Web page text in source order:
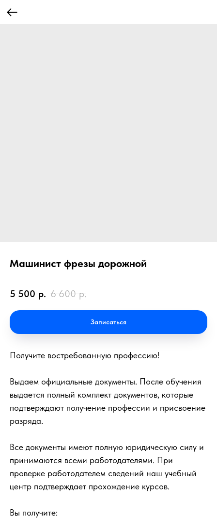
Машинист фрезы дорожной
5 500 р. 6 600 р.
Записаться
Получите востребованную профессию!
Выдаем официальные документы. После обучения
выдается полный комплект документов, которые
подтверждают получение профессии и присвоение
разряда.
Все документы имеют полную юридическую силу и
принимаются всеми работодателями. При
проверке работодателем сведений наш учебный
центр подтверждает прохождение курсов.
Вы получите: